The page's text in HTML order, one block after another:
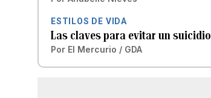
ESTILOS DE VIDA
Las claves para evitar un suicidio
Por El Mercurio / GDA